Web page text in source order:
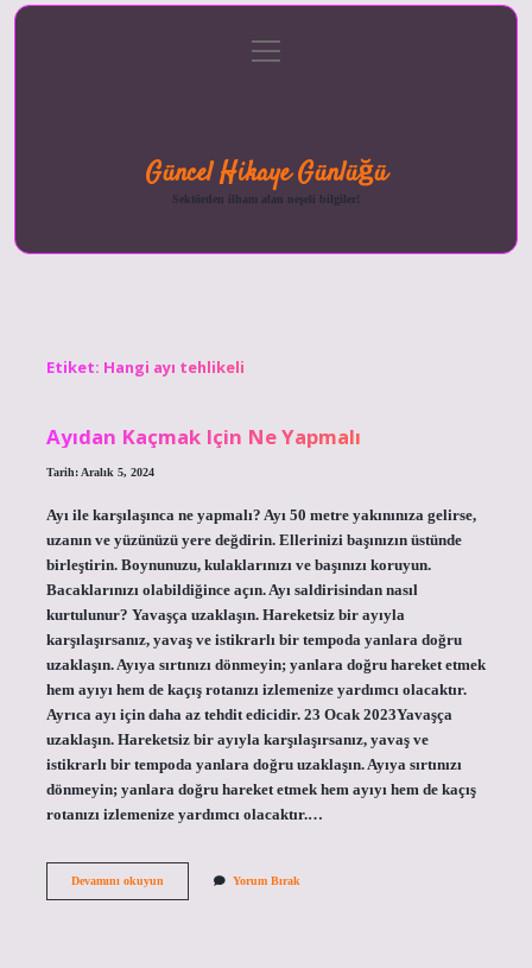
menüyü
aç
Güncel Hikaye Günlüğü
Sektörden ilham alan neşeli bilgiler!
Etiket: Hangi ayı tehlikeli
Ayıdan Kaçmak Için Ne Yapmalı
Tarih: Aralık 5, 2024
Ayı ile karşılaşınca ne yapmalı? Ayı 50 metre yakınınıza gelirse,
uzanın ve yüzünüzü yere değdirin. Ellerinizi başınızın üstünde
birleştirin. Boynunuzu, kulaklarınızı ve başınızı koruyun.
Bacaklarınızı olabildiğince açın. Ayı saldirisindan nasıl
kurtulunur? Yavaşça uzaklaşın. Hareketsiz bir ayıyla
karşılaşırsanız, yavaş ve istikrarlı bir tempoda yanlara doğru
uzaklaşın. Ayıya sırtınızı dönmeyin; yanlara doğru hareket etmek
hem ayıyı hem de kaçış rotanızı izlemenize yardımcı olacaktır.
Ayrıca ayı için daha az tehdit edicidir. 23 Ocak 2023Yavaşça
uzaklaşın. Hareketsiz bir ayıyla karşılaşırsanız, yavaş ve
istikrarlı bir tempoda yanlara doğru uzaklaşın. Ayıya sırtınızı
dönmeyin; yanlara doğru hareket etmek hem ayıyı hem de kaçış
rotanızı izlemenize yardımcı olacaktır.…
Devamını okuyunAyıdan
Yorum Bırak